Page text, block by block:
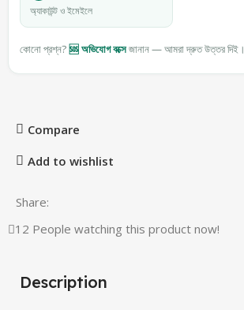
অ্যাকাউন্ট ও ইমেইলে
কোনো প্রশ্ন?🆘 অভিযোগ বক্সেজানান — আমরা দ্রুত উত্তর দিই।
Compare
Add to wishlist
Share:
12 People watching this product now!
Description